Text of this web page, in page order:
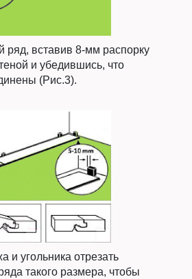
ряд, вставив 8-мм распорку
и убедившись, что
(Рис.3).
угольника отрезать
такого размера, чтобы